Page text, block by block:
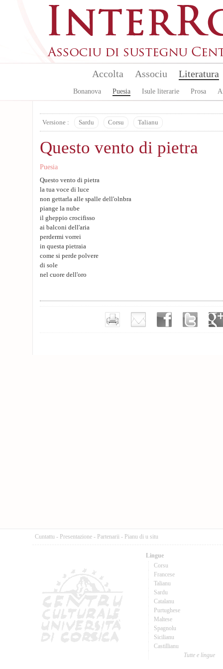
Accolta Associu Literatura
Bonanova Puesia Isule literarie Prosa
Versione : Sardu Corsu Talianu
Questo vento di pietra
Puesia
Questo vento di pietra
la tua voce di luce
non gettarla alle spalle dell'olnbra
piange la nube
il gheppio crocifisso
ai balconi dell'aria
perdermi vorrei
in questa pietraia
come si perde polvere
di sole
nel cuore dell'oro
Cuntattu - Presentazione - Partenarii - Pianu di u situ
Lingue
Corsu
Francese
Talianu
Sardu
Catalanu
Purtughese
Maltese
Spagnolu
Sicilianu
Castillianu
Tutte e lingue